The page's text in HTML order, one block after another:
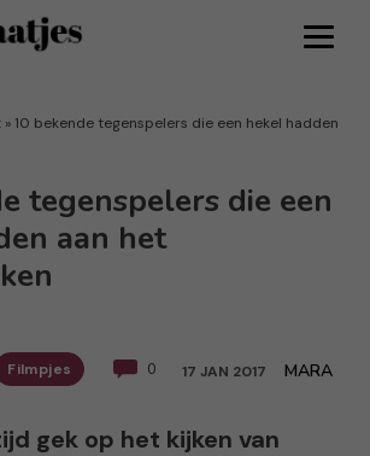
» 10 bekende tegenspelers die een hekel hadden
tegenspelers die een
aan het
Filmpjes 0 17 JAN 2017 MARA
gek op het kijken van